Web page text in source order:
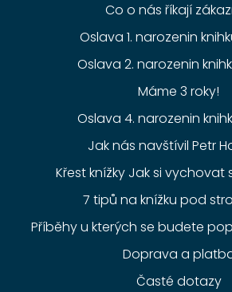
Co o nás říkají
Oslava 1. narozenin
Oslava 2. narozenin
Máme 3 roky!
Oslava 4. narozenin
Jak nás navštívil Petr
Křest knížky Jak si vychovat
7 tipů na knížku pod
Příběhy u kterých se budete
Doprava a
Časté dotazy